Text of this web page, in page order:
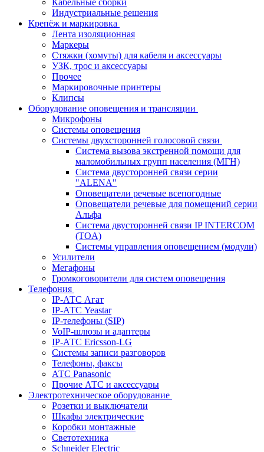
Кабельные сборки
Индустриальные решения
Крепёж и маркировка
Лента изоляционная
Маркеры
Стяжки (хомуты) для кабеля и аксессуары
УЗК, трос и аксессуары
Прочее
Маркировочные принтеры
Клипсы
Оборудование оповещения и трансляции
Микрофоны
Системы оповещения
Системы двухсторонней голосовой связи
Система вызова экстренной помощи для
маломобильных групп населения (МГН)
Система двусторонней связи серии
"ALENA"
Оповещатели речевые всепогодные
Оповещатели речевые для помещений серии
Альфа
Система двусторонней связи IP INTERCOM
(TOA)
Системы управления оповещением (модули)
Усилители
Мегафоны
Громкоговорители для систем оповещения
Телефония
IP-АТС Агат
IP-АТС Yeastar
IP-телефоны (SIP)
VoIP-шлюзы и адаптеры
IP-АТС Ericsson-LG
Системы записи разговоров
Телефоны, факсы
АТС Panasonic
Прочие АТС и аксессуары
Электротехническое оборудование
Розетки и выключатели
Шкафы электрические
Коробки монтажные
Светотехника
Schneider Electric